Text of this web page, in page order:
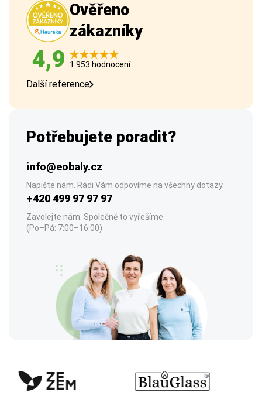
Ověřeno
zákazníky
4,9 1 953 hodnocení
Další reference
Potřebujete poradit?
info@eobaly.cz
Napište nám. Rádi Vám odpovíme na všechny dotazy.
+420 499 97 97 97
Zavolejte nám. Společně to vyřešíme.
(Po–Pá: 7:00–16:00)